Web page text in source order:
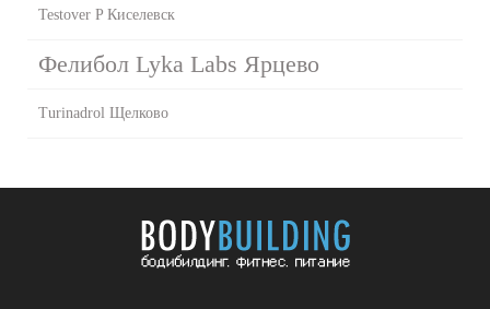
Testover P Киселевск
Фелибол Lyka Labs Ярцево
Turinadrol Щелково